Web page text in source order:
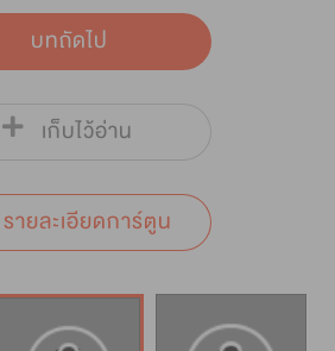
บทถัดไป
เก็บไว้อ่าน
รายละเอียดการ์ตูน